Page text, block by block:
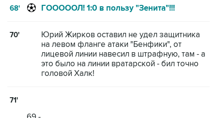
68' ГОООООЛ! 1:0 в пользу "Зенита"!!!
70'
Юрий Жирков оставил не удел защитника
на левом фланге атаки "Бенфики", от
лицевой линии навесил в штрафную, там - а
это было на линии вратарской - бил точно
головой Халк!
71'